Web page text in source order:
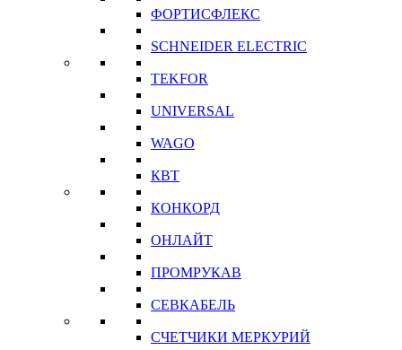
ФОРТИСФЛЕКС
SCHNEIDER ELECTRIC
TEKFOR
UNIVERSAL
WAGO
КВТ
КОНКОРД
ОНЛАЙТ
ПРОМРУКАВ
СЕВКАБЕЛЬ
СЧЕТЧИКИ МЕРКУРИЙ